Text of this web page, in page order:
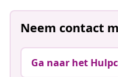
Neem contact
Ga naar het